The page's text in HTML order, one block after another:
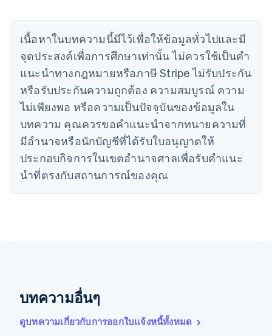
เนื้อหาในบทความนี้มีไว้เพื่อให้ข้อมูลทั่วไปและมี
จุดประสงค์เพื่อการศึกษาเท่านั้น ไม่ควรใช้เป็นคํา
แนะนําทางกฎหมายหรือภาษี Stripe ไม่รับประกัน
หรือรับประกันความถูกต้อง ความสมบูรณ์ ความ
ไม่เพียงพอ หรือความเป็นปัจจุบันของข้อมูลใน
บทความ คุณควรขอคําแนะนําจากทนายความที่
มีอํานาจหรือนักบัญชีที่ได้รับใบอนุญาตให้
ประกอบกิจการในเขตอํานาจศาลเพื่อรับคําแนะ
นําที่ตรงกับสถานการณ์ของคุณ
บทความอื่นๆ
ดูบทความเกี่ยวกับการออกใบแจ้งหนี้ทั้งหมด
แคนาดา
Français
โครเอเชีย
EnglishItaliano
จีนแผ่นดินใหญ่
简体中文 English
ไซปรัส
English
日本語English
เดนมาร์ก
English
ไทย
ไทยEnglish
PortuguêsEnglish
English